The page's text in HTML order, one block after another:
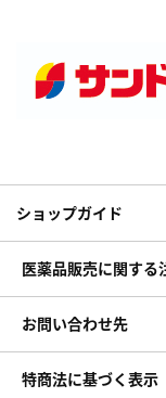
ショップガイド
医薬品販売に関する
お問い合わせ先
特商法に基づく表示